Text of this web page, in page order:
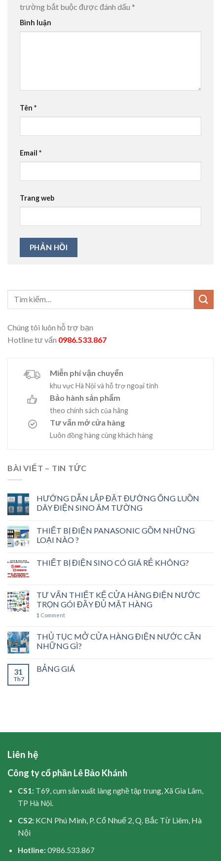
trường bắt buộc được đánh dấu *
Bình luận
Tên *
Email *
Trang web
Chúng tôi luôn hỗ trợ bạn
Hotline tư vấn 0986.533.867
Miễn phí vận chuyển
khu vực Hà Nội và hỗ trợ ngoại tỉnh
Bảo hành sản phẩm
theo chính sách của hãng
Tư vấn mở cửa hàng
Luôn đồng hàng cùng khách hàng
BÀI VIẾT – TIN TỨC
HƯỚNG DẪN LẮP ĐẶT ĐƯỜNG ỐNG LUỒN
DÂY ĐIỆN SINO ÂM TƯỜNG
THIẾT BỊ ĐIỆN PANASONIC GỒM NHỮNG
LOẠI NÀO ?
THIẾT BỊ ĐIỆN SINO CÓ GIÁ RẺ KHÔNG?
TƯ VẤN THIẾT KẾ CỬA HÀNG ĐIỆN NƯỚC
TRỌN GÓI ĐẦY ĐỦ MẶT HÀNG
1 Comment
THỦ TỤC MỞ CỬA HÀNG ĐIỆN NƯỚC CẦN
NHỮNG GÌ?
31
Th7
BẢNG GIÁ
Liên hệ
Công ty cổ phần Lê Bảo Khánh
CS1: T69, cụm sản xuất làng nghề tập trung, Xã Gia Lâm,
TP Hà Nội.
CS2:KCN Phú Minh, P. Cổ Nhuế 2, Q. Bắc Từ Liêm, Hà
Nội
Hotline: 0986.533.867